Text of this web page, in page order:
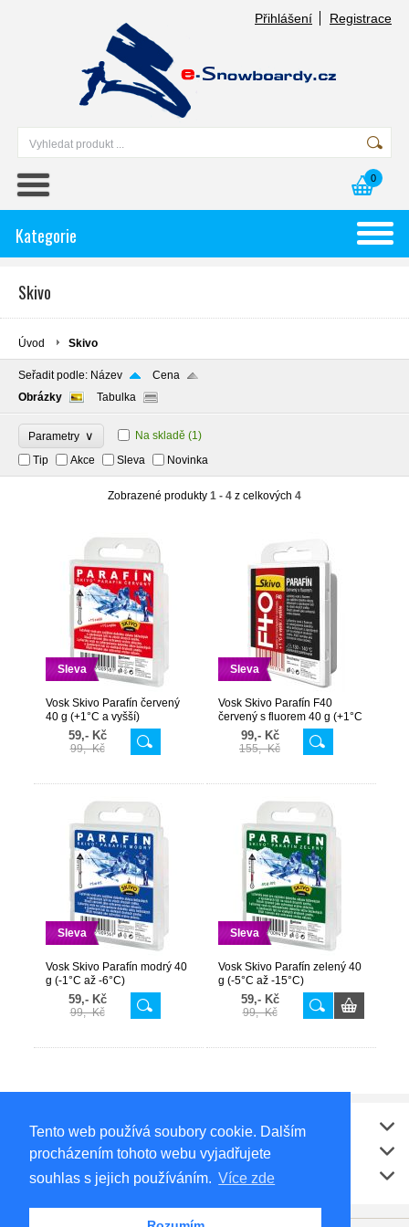
Tento web používá soubory cookie. Dalším
procházením tohoto webu vyjadřujete
souhlas s jejich používáním. Více zde
Přihlášení Registrace
0
Kategorie
Skivo
Úvod Skivo
Seřadit podle: Název
Cena
Obrázky
Tabulka
Parametry ∨ Na skladě (1)
Tip
Akce Sleva Novinka
Zobrazené produkty 1 - 4 z celkových 4
Sleva
Vosk Skivo Parafín červený
40 g (+1°C a vyšší)
59,- Kč
99,- Kč
Sleva
Vosk Skivo Parafín F40
červený s fluorem 40 g (+1°C
a vyšší)99,- Kč
155,- Kč
Sleva
Vosk Skivo Parafín modrý 40
g (-1°C až -6°C)
59,- Kč
99,- Kč
Sleva
Vosk Skivo Parafín zelený 40
g (-5°C až -15°C)
59,- Kč
99,- Kč
Vše o nákupu
Kontakt
Doporučujeme